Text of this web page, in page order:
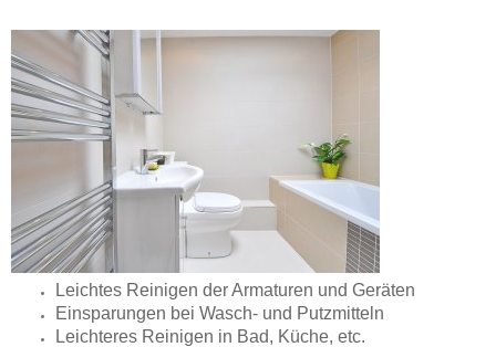
Leichtes Reinigen der Armaturen und Geräten
Einsparungen bei Wasch- und Putzmitteln
Leichteres Reinigen in Bad, Küche, etc.